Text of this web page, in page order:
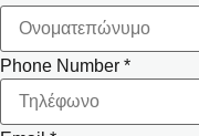
Phone Number *